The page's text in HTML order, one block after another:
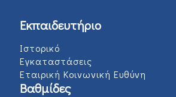
Εκπαιδευτήριο
Ιστορικό
Εγκαταστάσεις
Εταιρική Κοινωνική Ευθύνη
Βαθμίδες